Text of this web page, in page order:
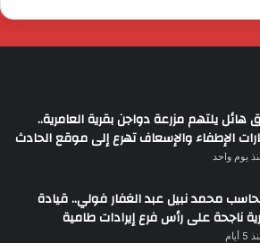
هائل يلتهم مزرعة دواجن بقرية العامرية..
الإطفاء والإسعاف تهرع إلى موقع الحادث
يوم واحد
محمد نبيل عبد الغفار فولي.. قيادة
ناجحة على رأس فرع إيرادات طامية
أيام